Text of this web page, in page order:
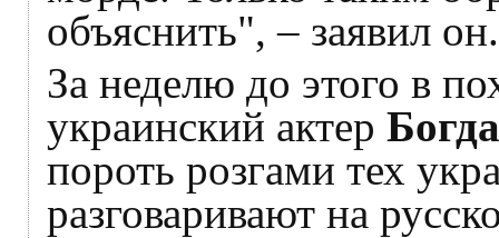
объяснить", – заявил он.
За неделю до этого в
украинский актер
пороть розгами тех
разговаривают на